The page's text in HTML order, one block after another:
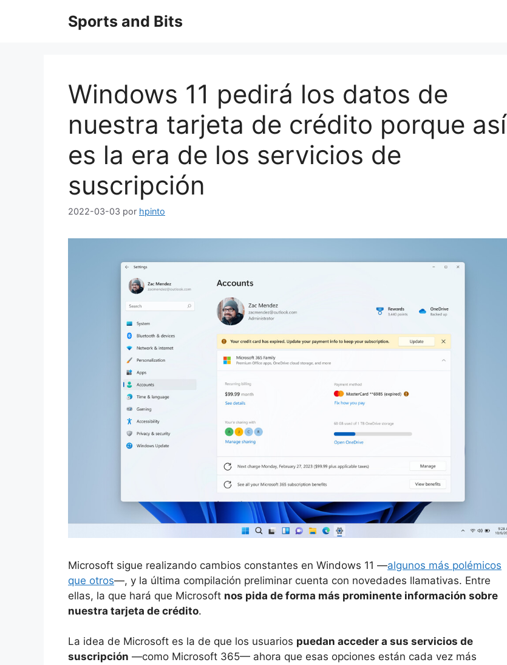
Sports and Bits
Windows 11 pedirá los datos de
nuestra tarjeta de crédito porque así
es la era de los servicios de
suscripción
2022-03-03 por hpinto
Microsoft sigue realizando cambios constantes en Windows 11 —algunos más polémicos
que otros—, y la última compilación preliminar cuenta con novedades llamativas. Entre
ellas, la que hará que Microsoft nos pida de forma más prominente información sobre
nuestra tarjeta de crédito.
La idea de Microsoft es la de que los usuarios puedan acceder a sus servicios de
suscripción —como Microsoft 365— ahora que esas opciones están cada vez más